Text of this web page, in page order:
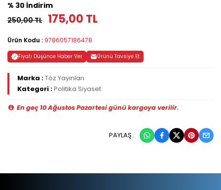
% 30 İndirim
250,00 TL 175,00 TL
Ürün Kodu : 9786057186478
Fiyatı Düşünce Haber Ver Ürünü Tavsiye Et
Marka :Töz Yayınları
Kategori :Politika Siyaset
En geç 10 Ağustos Pazartesi günü kargoya verilir.
PAYLAŞ :